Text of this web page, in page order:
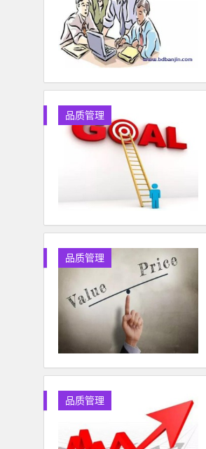
品质管理
品质管理
品质管理